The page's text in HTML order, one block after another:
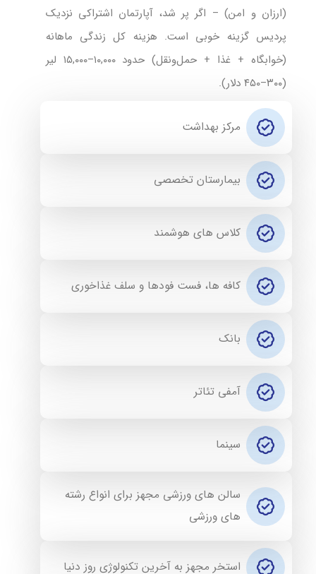
(ارزان و امن) – اگر پر شد، آپارتمان اشتراکی نزدیک
پردیس گزینه خوبی است. هزینه کل زندگی ماهانه
(خوابگاه + غذا + حمل‌ونقل) حدود ۱۰,۰۰۰–۱۵,۰۰۰ لیر
(۳۰۰–۴۵۰ دلار).
مرکز بهداشت
بیمارستان تخصصی
کلاس های هوشمند
کافه ها، فست فودها و سلف غذاخوری
بانک
آمفی تئاتر
سینما
سالن های ورزشی مجهز برای انواع رشته
های ورزشی
استخر مجهز به آخرین تکنولوژی روز دنیا